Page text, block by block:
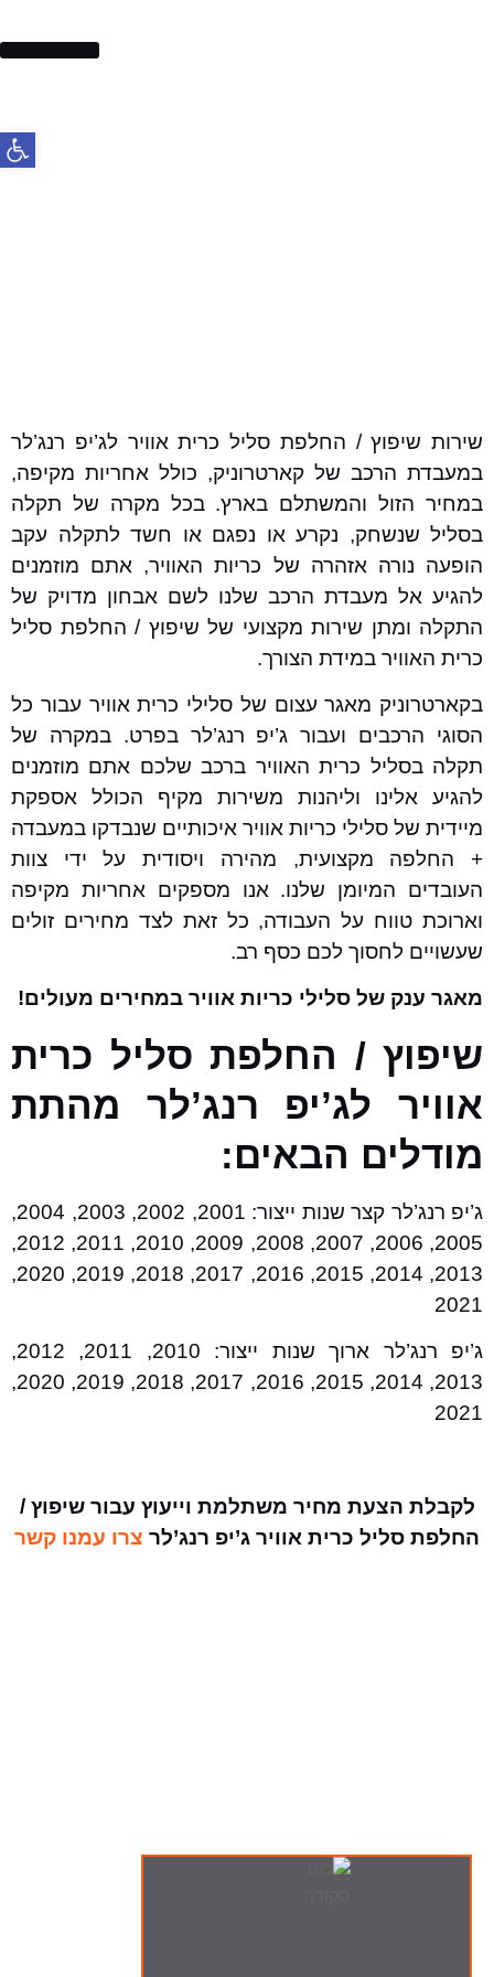
שירות שיפוץ / החלפת סליל כרית אוויר לג’יפ רנג’לר
במעבדת הרכב של קארטרוניק, כולל אחריות מקיפה,
במחיר הזול והמשתלם בארץ. בכל מקרה של תקלה
בסליל שנשחק, נקרע או נפגם או חשד לתקלה עקב
הופעה נורה אזהרה של כריות האוויר, אתם מוזמנים
להגיע אל מעבדת הרכב שלנו לשם אבחון מדויק של
התקלה ומתן שירות מקצועי של שיפוץ / החלפת סליל
כרית האוויר במידת הצורך.
בקארטרוניק מאגר עצום של סלילי כרית אוויר עבור כל
הסוגי הרכבים ועבור ג’יפ רנג’לר בפרט. במקרה של
תקלה בסליל כרית האוויר ברכב שלכם אתם מוזמנים
להגיע אלינו וליהנות משירות מקיף הכולל אספקת
מיידית של סלילי כריות אוויר איכותיים שנבדקו במעבדה
+ החלפה מקצועית, מהירה ויסודית על ידי צוות
העובדים המיומן שלנו. אנו מספקים אחריות מקיפה
וארוכת טווח על העבודה, כל זאת לצד מחירים זולים
שעשויים לחסוך לכם כסף רב.
מאגר ענק של סלילי כריות אוויר במחירים מעולים!
שיפוץ / החלפת סליל כרית
אוויר לג’יפ רנג’לר מהתת
מודלים הבאים:
ג’יפ רנג’לר קצר שנות ייצור: 2001, 2002, 2003, 2004,
2005, 2006, 2007, 2008, 2009, 2010, 2011, 2012,
2013, 2014, 2015, 2016, 2017, 2018, 2019, 2020,
2021
ג’יפ רנג’לר ארוך שנות ייצור: 2010, 2011, 2012,
2013, 2014, 2015, 2016, 2017, 2018, 2019, 2020,
2021
לקבלת הצעת מחיר משתלמת וייעוץ עבור שיפוץ /
החלפת סליל כרית אוויר ג’יפ רנג’לר צרו עמנו קשר
פתח